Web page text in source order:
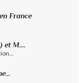
France
et M....